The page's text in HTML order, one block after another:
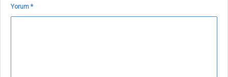
Yorum *